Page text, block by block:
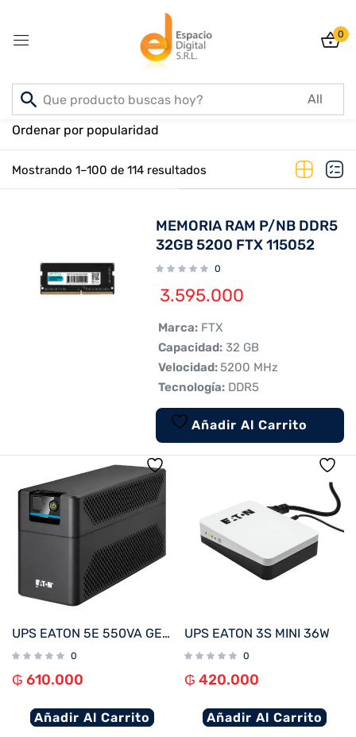
0
Inicio PRODUCTOS
Mostrando 1–100 de 114 resultados
Ordenar por popularidad
MEMORIA RAM P/NB DDR5
32GB 5200 FTX 115052
0
3.595.000
 Marca:FTX
 Capacidad:32 GB
 Velocidad:5200 MHz
 Tecnología:DDR5
Añadir Al Carrito
UPS EATON 5E 550VA GEN 2
0
₲ 610.000
Añadir Al Carrito
UPS EATON 3S MINI 36W
0
₲ 420.000
Añadir Al Carrito
Sign in
Remember me
Log In
Create an account